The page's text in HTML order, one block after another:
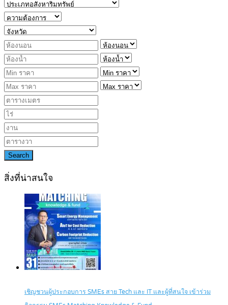
Search
สิ่งที่น่าสนใจ
เชิญชวนผู้ประกอบการ SMEs สาย Tech และ IT และผู้ที่สนใจ เข้าร่วม